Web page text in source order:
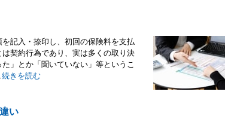
記入・捺印し、初回の保険料を支払
契約行為であり、実は多くの取り決
」とか「聞いていない」等というこ
続きを読む
い